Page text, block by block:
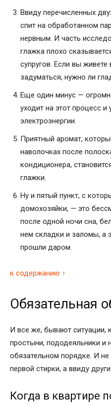
Ввиду перечисленных
спит на обработанном
нервным. И часть
глажка плохо
супругов. Если вы
задуматься, нужно ли
Еще один минус —
уходит на этот процесс и
электроэнергии.
Приятный аромат,
наволочках после
кондиционера,
глажки.
Ну и пятый пункт, с
домохозяйки, — это
после одной ночи сна,
нем складки и заломы, а
прошли даром.
к содержанию ↑
Обязательная
И все же, бывают ситуации,
простыни, пододеяльники и
обязательном порядке. И не
первой стирки, а ввиду
Когда в квартире